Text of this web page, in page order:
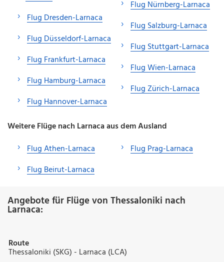
Flug Dresden-Larnaca
Flug Düsseldorf-Larnaca
Flug Frankfurt-Larnaca
Flug Hamburg-Larnaca
Flug Hannover-Larnaca
Flug Nürnberg-Larnaca
Flug Salzburg-Larnaca
Flug Stuttgart-Larnaca
Flug Wien-Larnaca
Flug Zürich-Larnaca
Weitere Flüge nach Larnaca aus dem Ausland
Flug Athen-Larnaca
Flug Beirut-Larnaca
Flug Prag-Larnaca
Angebote für Flüge von Thessaloniki nach
Larnaca:
Route
Thessaloniki (SKG) - Larnaca (LCA)